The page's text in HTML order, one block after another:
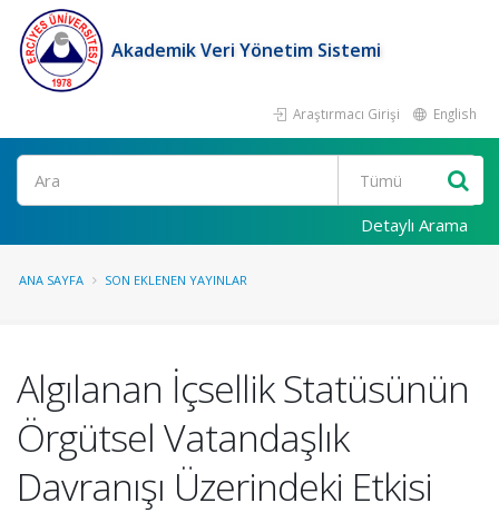
Akademik Veri Yönetim Sistemi
Araştırmacı Girişi English
Ara
Detaylı Arama
ANA SAYFA SON EKLENEN YAYINLAR
Algılanan İçsellik Statüsünün
Örgütsel Vatandaşlık
Davranışı Üzerindeki Etkisi